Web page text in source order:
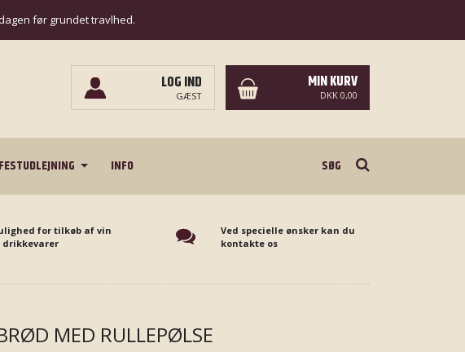
før grundet travlhed.
LOG IND
GÆST
MIN KURV
DKK 0,00
FESTUDLEJNING INFO
for tilkøb af vin
drikkevarer
Ved specielle ønsker kan du
kontakte os
MED RULLEPØLSE